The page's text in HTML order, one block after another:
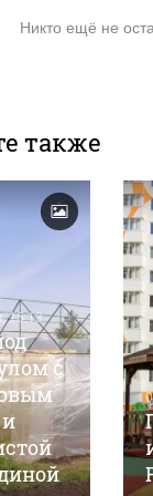
Никто ещё не
также
15:13
с